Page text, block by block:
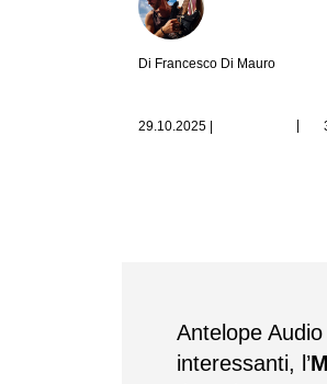
Di Francesco Di Mauro
29.10.2025 |
Antelope
interessanti, l’